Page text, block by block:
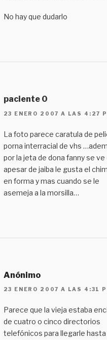
No hay que dudarlo
paciente 0
23 ENERO 2007 A LAS 4:27
La foto parece caratula de
porna interracial de vhs
por la jeta de dona fanny se ve
apesar de jaiba le gusta el
en forma y mas cuando se le
asemeja a la morsilla…
Anónimo
23 ENERO 2007 A LAS 4:31
Parece que la vieja estaba
de cuatro o cinco directorios
telefónicos para llegarle hasta